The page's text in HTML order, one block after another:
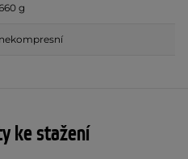
g
nekompresní
ke stažení